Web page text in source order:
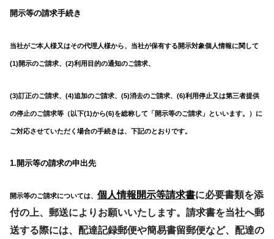
開示等の請求手続き
当社がご本人様又はその代理人様から、当社が保有する開示対象個人情報に関して
(1)開示のご請求、(2)利用目的の通知のご請求、
(3)訂正のご請求、(4)追加のご請求、(5)消去のご請求、(6)利用停止又は第三者提供
の停止のご請求等（以下(1)から(6)を総称して「開示等のご請求」といいます。）に
ご対応させていただく場合の手続きは、下記のとおりです。
1.開示等の請求の申出先
開示等のご請求については、 個人情報開示等請求書に必要書類を添
付の上、郵送によりお願いいたします。請求書を当社へ郵
送する際には、配達記録郵便や簡易書留郵便など、配達の